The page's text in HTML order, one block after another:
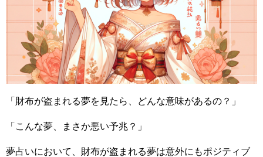
「財布が盗まれる夢を見たら、どんな意味があるの？」
「こんな夢、まさか悪い予兆？」
夢占いにおいて、財布が盗まれる夢は意外にもポジティブ